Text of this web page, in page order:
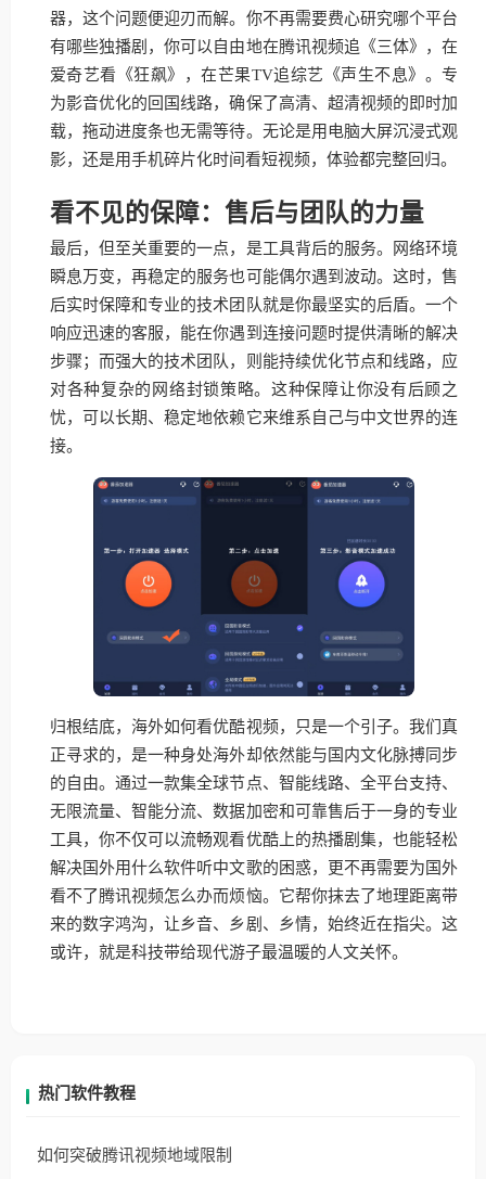
器，这个问题便迎刃而解。你不再需要费心研究哪个平台
有哪些独播剧，你可以自由地在腾讯视频追《三体》，在
爱奇艺看《狂飙》，在芒果TV追综艺《声生不息》。专
为影音优化的回国线路，确保了高清、超清视频的即时加
载，拖动进度条也无需等待。无论是用电脑大屏沉浸式观
影，还是用手机碎片化时间看短视频，体验都完整回归。
看不见的保障：售后与团队的力量
最后，但至关重要的一点，是工具背后的服务。网络环境
瞬息万变，再稳定的服务也可能偶尔遇到波动。这时，售
后实时保障和专业的技术团队就是你最坚实的后盾。一个
响应迅速的客服，能在你遇到连接问题时提供清晰的解决
步骤；而强大的技术团队，则能持续优化节点和线路，应
对各种复杂的网络封锁策略。这种保障让你没有后顾之
忧，可以长期、稳定地依赖它来维系自己与中文世界的连
接。
归根结底，海外如何看优酷视频，只是一个引子。我们真
正寻求的，是一种身处海外却依然能与国内文化脉搏同步
的自由。通过一款集全球节点、智能线路、全平台支持、
无限流量、智能分流、数据加密和可靠售后于一身的专业
工具，你不仅可以流畅观看优酷上的热播剧集，也能轻松
解决国外用什么软件听中文歌的困惑，更不再需要为国外
看不了腾讯视频怎么办而烦恼。它帮你抹去了地理距离带
来的数字鸿沟，让乡音、乡剧、乡情，始终近在指尖。这
或许，就是科技带给现代游子最温暖的人文关怀。
热门软件教程
如何突破腾讯视频地域限制